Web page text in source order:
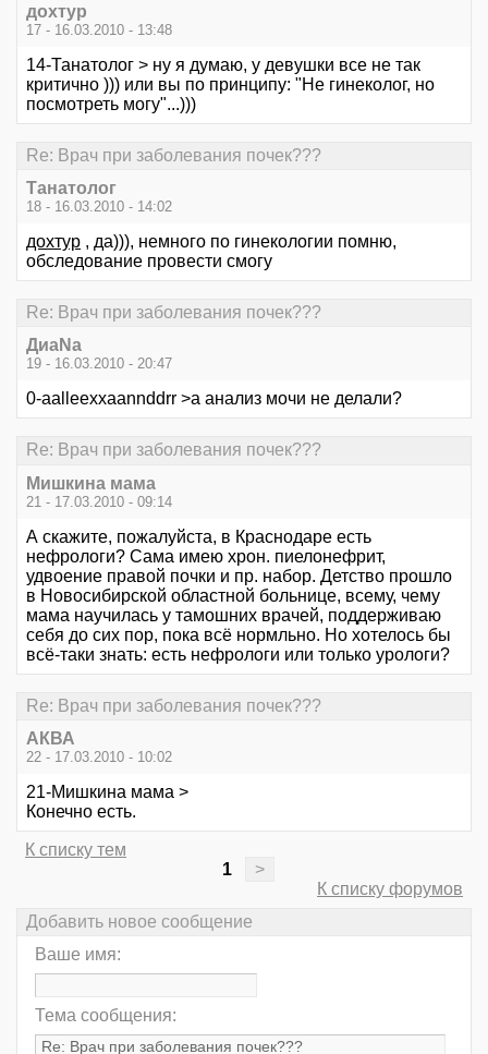
дохтур
17 - 16.03.2010 - 13:48
14-Танатолог > ну я думаю, у девушки все не так
критично ))) или вы по принципу: "Не гинеколог, но
посмотреть могу"...)))
Re: Врач при заболевания почек???
Танатолог
18 - 16.03.2010 - 14:02
дохтур , да))), немного по гинекологии помню,
обследование провести смогу
Re: Врач при заболевания почек???
ДиаNa
19 - 16.03.2010 - 20:47
0-aalleexxaannddrr >а анализ мочи не делали?
Re: Врач при заболевания почек???
Мишкина мама
21 - 17.03.2010 - 09:14
А скажите, пожалуйста, в Краснодаре есть
нефрологи? Сама имею хрон. пиелонефрит,
удвоение правой почки и пр. набор. Детство прошло
в Новосибирской областной больнице, всему, чему
мама научилась у тамошних врачей, поддерживаю
себя до сих пор, пока всё нормльно. Но хотелось бы
всё-таки знать: есть нефрологи или только урологи?
Re: Врач при заболевания почек???
АКВА
22 - 17.03.2010 - 10:02
21-Мишкина мама >
Конечно есть.
К списку тем
1
>
К списку форумов
Добавить новое сообщение
Ваше имя:
Тема сообщения: